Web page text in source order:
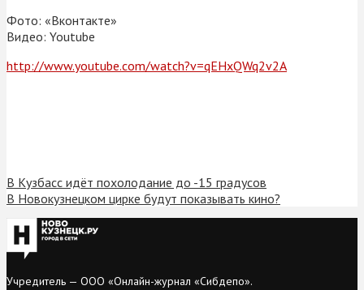
Фото: «Вконтакте»
Видео: Youtube
http://www.youtube.com/watch?v=qEHxQWq2v2A
В Кузбасс идёт похолодание до -15 градусов
В Новокузнецком цирке будут показывать кино?
Учредитель — ООО «Онлайн-журнал «Сибдепо».